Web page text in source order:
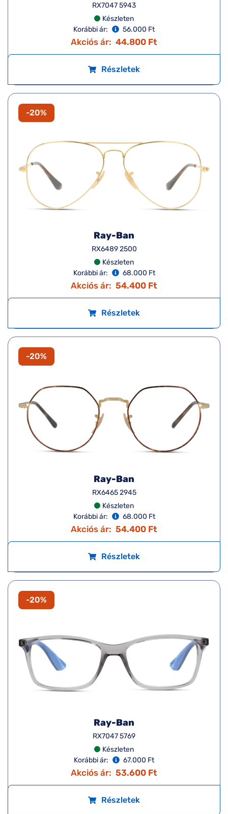
RX7047 5943
Készleten
Korábbi ár:
56.000 Ft
Akciós ár: 44.800 Ft
Részletek
-20%
Ray-Ban
RX6489 2500
Készleten
Korábbi ár:
68.000 Ft
Akciós ár: 54.400 Ft
Részletek
-20%
Ray-Ban
RX6465 2945
Készleten
Korábbi ár:
68.000 Ft
Akciós ár: 54.400 Ft
Részletek
-20%
Ray-Ban
RX7047 5769
Készleten
Korábbi ár:
67.000 Ft
Akciós ár: 53.600 Ft
Részletek